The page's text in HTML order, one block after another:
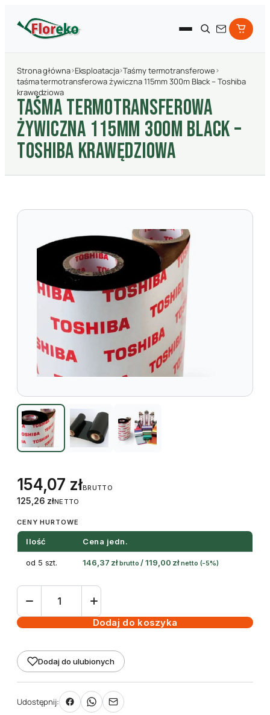
Strona główna›Eksploatacja›Taśmy termotransferowe›
taśma termotransferowa żywiczna 115mm 300m Black – Toshiba
krawędziowa
TAśMA TERMOTRANSFEROWA
żYWICZNA 115MM 300M BLACK –
TOSHIBA KRAWęDZIOWA
154,07 złBRUTTO
125,26 złNETTO
CENY HURTOWE
Ilość Cena jedn.
od 5 szt. 146,37 zł brutto /119,00 zł netto (-5%)
ilość
termotransferowa
115mm
300m
Black
-
Dodaj do koszyka
Dodaj do ulubionych
Udostępnij: